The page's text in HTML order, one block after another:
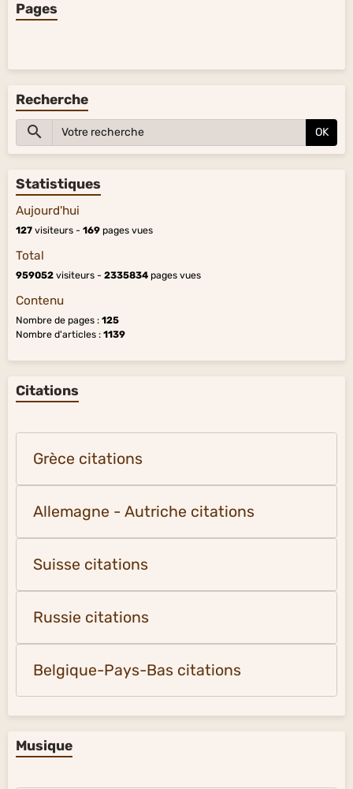
Pages
Recherche
OK
Statistiques
Aujourd'hui
127 visiteurs - 169 pages vues
Total
959052 visiteurs - 2335834 pages vues
Contenu
Nombre de pages : 125
Nombre d'articles : 1139
Citations
Grèce citations
Allemagne - Autriche citations
Suisse citations
Russie citations
Belgique-Pays-Bas citations
Musique